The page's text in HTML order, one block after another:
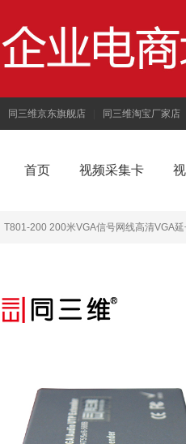
同三维京东旗舰店 同三维淘宝厂家店
首页 视频采集卡
T801-200 200米VGA信号网线高清VGA